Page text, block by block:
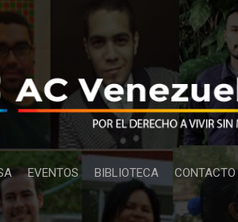
Ir al contenido principal
EVENTOS BIBLIOTECA CONTACTO